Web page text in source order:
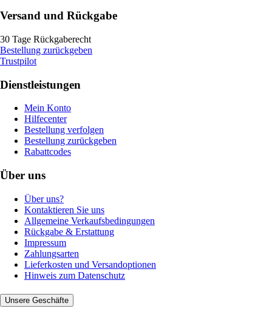
Versand und Rückgabe
30 Tage Rückgaberecht
Bestellung zurückgeben
Trustpilot
Dienstleistungen
Mein Konto
Hilfecenter
Bestellung verfolgen
Bestellung zurückgeben
Rabattcodes
Über uns
Über uns?
Kontaktieren Sie uns
Allgemeine Verkaufsbedingungen
Rückgabe & Erstattung
Impressum
Zahlungsarten
Lieferkosten und Versandoptionen
Hinweis zum Datenschutz
Unsere Geschäfte